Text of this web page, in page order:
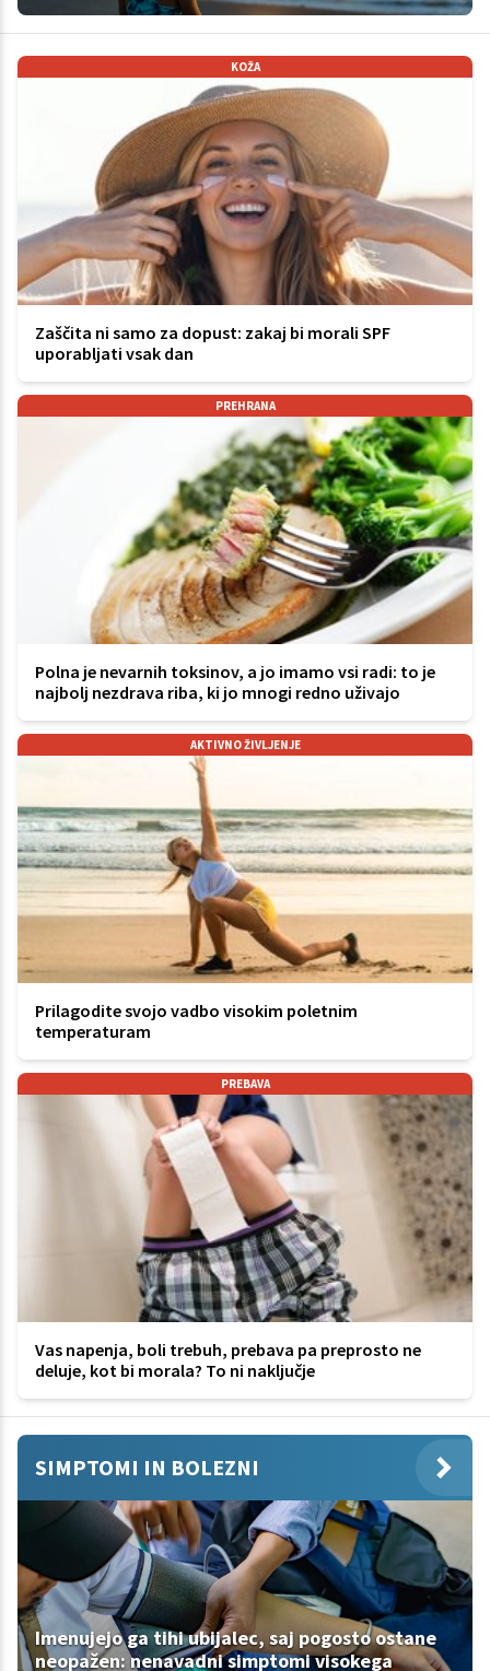
KOŽA
Zaščita ni samo za dopust: zakaj bi morali SPF
uporabljati vsak dan
PREHRANA
Polna je nevarnih toksinov, a jo imamo vsi radi: to je
najbolj nezdrava riba, ki jo mnogi redno uživajo
AKTIVNO ŽIVLJENJE
Prilagodite svojo vadbo visokim poletnim
temperaturam
PREBAVA
Vas napenja, boli trebuh, prebava pa preprosto ne
deluje, kot bi morala? To ni naključje
SIMPTOMI IN BOLEZNI
Imenujejo ga tihi ubijalec, saj pogosto ostane
neopažen: nenavadni simptomi visokega